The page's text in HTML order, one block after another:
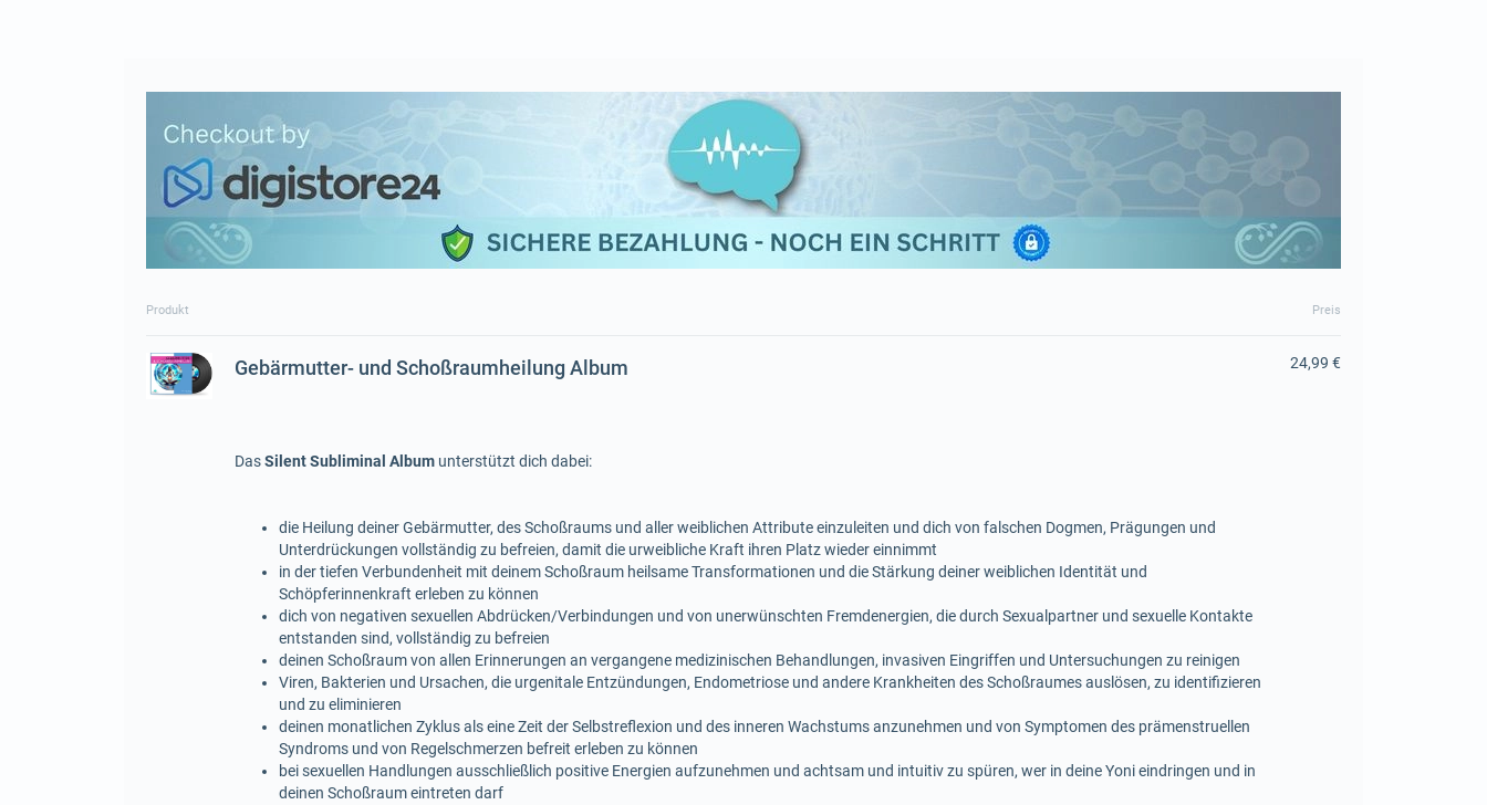
Produkt Preis
Gebärmutter- und Schoßraumheilung Album
DasSilent Subliminal Album unterstützt dich dabei:
die Heilung deiner Gebärmutter, des Schoßraums und aller weiblichen Attribute einzuleiten und dich von falschen Dogmen, Prägungen und
Unterdrückungen vollständig zu befreien, damit die urweibliche Kraft ihren Platz wieder einnimmt
in der tiefen Verbundenheit mit deinem Schoßraum heilsame Transformationen und die Stärkung deiner weiblichen Identität und
Schöpferinnenkraft erleben zu können
dich von negativen sexuellen Abdrücken/Verbindungen und von unerwünschten Fremdenergien, die durch Sexualpartner und sexuelle Kontakte
entstanden sind, vollständig zu befreien
deinen Schoßraum von allen Erinnerungen an vergangene medizinischen Behandlungen, invasiven Eingriffen und Untersuchungen zu reinigen
Viren, Bakterien und Ursachen, die urgenitale Entzündungen, Endometriose und andere Krankheiten des Schoßraumes auslösen, zu identifizieren
und zu eliminieren
deinen monatlichen Zyklus als eine Zeit der Selbstreflexion und des inneren Wachstums anzunehmen und von Symptomen des prämenstruellen
Syndroms und von Regelschmerzen befreit erleben zu können
bei sexuellen Handlungen ausschließlich positive Energien aufzunehmen und achtsam und intuitiv zu spüren, wer in deine Yoni eindringen und in
deinen Schoßraum eintreten darf
24,99 €